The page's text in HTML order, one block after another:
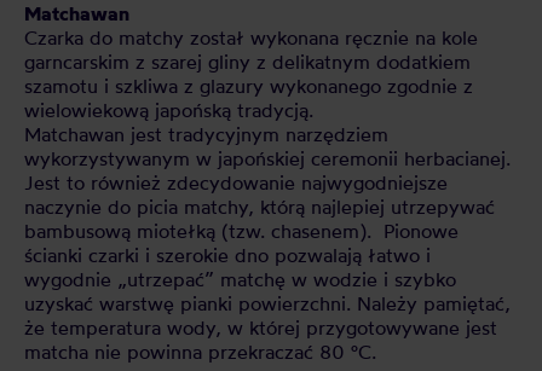
Matchawan
Czarka do matchy został wykonana ręcznie na kole
garncarskim z szarej gliny z delikatnym dodatkiem
szamotu i szkliwa z glazury wykonanego zgodnie z
wielowiekową japońską tradycją.
Matchawan jest tradycyjnym narzędziem
wykorzystywanym w japońskiej ceremonii herbacianej.
Jest to również zdecydowanie najwygodniejsze
naczynie do picia matchy, którą najlepiej utrzepywać
bambusową miotełką (tzw. chasenem). Pionowe
ścianki czarki i szerokie dno pozwalają łatwo i
wygodnie „utrzepać” matchę w wodzie i szybko
uzyskać warstwę pianki powierzchni. Należy pamiętać,
że temperatura wody, w której przygotowywane jest
matcha nie powinna przekraczać 80 °C.